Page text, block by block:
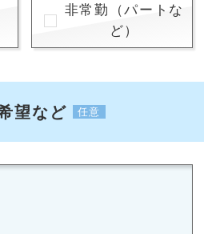
非常勤（パートな
ど）
望など 任意